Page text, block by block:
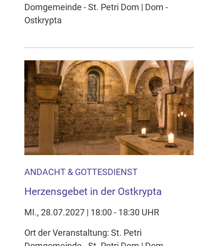
Domgemeinde - St. Petri Dom | Dom -
Ostkrypta
ANDACHT & GOTTESDIENST
Herzensgebet in der Ostkrypta
MI., 28.07.2027 | 18:00 - 18:30 UHR
Ort der Veranstaltung: St. Petri